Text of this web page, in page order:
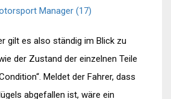
gilt es also ständig im Blick zu
der Zustand der einzelnen Teile
Meldet der Fahrer, dass
abgefallen ist, wäre ein